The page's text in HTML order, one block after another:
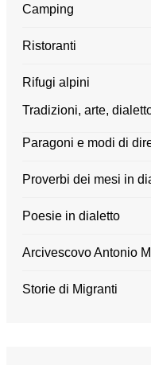
Camping
Ristoranti
Rifugi alpini
Tradizioni, arte,
Paragoni e modi di
Proverbi dei mesi in
Poesie in dialetto
Arcivescovo Antonio
Storie di Migranti